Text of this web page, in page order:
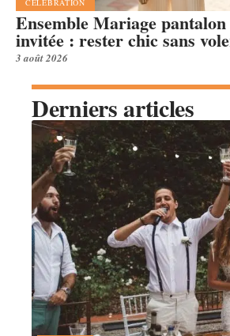
CÉLÉBRATION
Ensemble Mariage
invitée : rester chic sans
3 août 2026
Derniers articles